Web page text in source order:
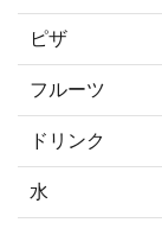
ピザ
フルーツ
ドリンク
水